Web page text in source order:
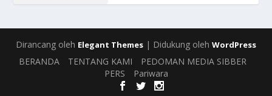
Dirancang oleh Elegant Themes | Didukung oleh WordPress
BERANDA TENTANG KAMI
PEDOMAN MEDIA SIBBER
PERS
Pariwara